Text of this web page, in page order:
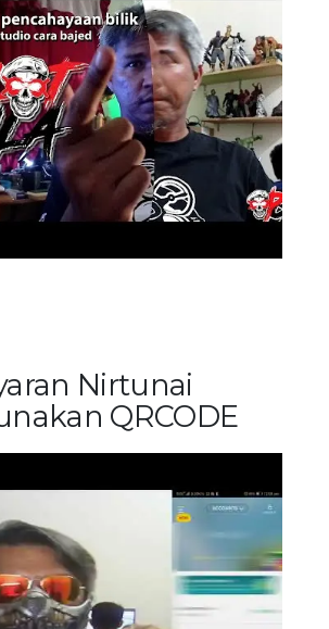
Nirtunai
QRCODE